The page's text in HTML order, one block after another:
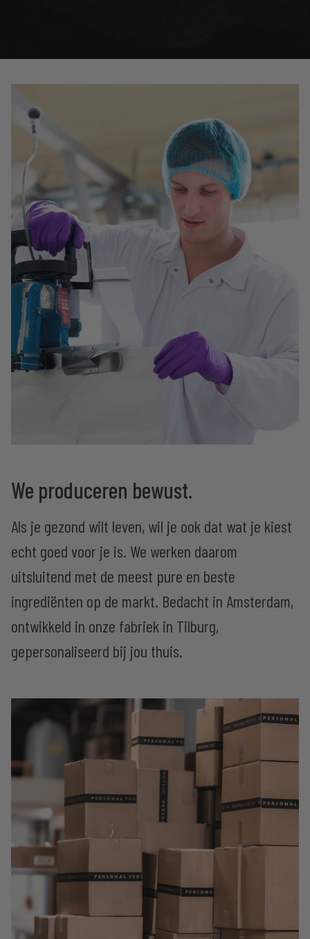
We produceren bewust.
Als je gezond wilt leven, wil je ook dat wat je kiest
echt goed voor je is. We werken daarom
uitsluitend met de meest pure en beste
ingrediënten op de markt. Bedacht in Amsterdam,
ontwikkeld in onze fabriek in Tilburg,
gepersonaliseerd bij jou thuis.